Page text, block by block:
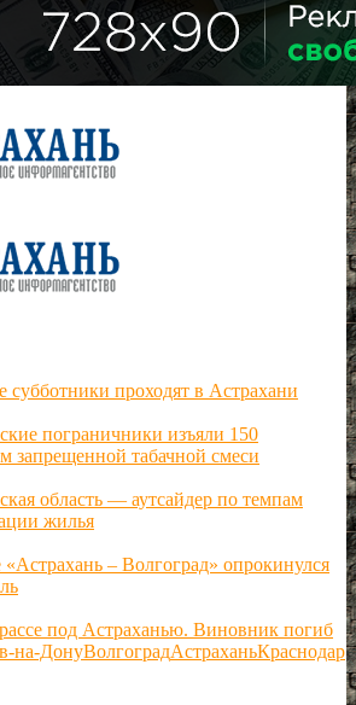
субботники проходят в Астрахани
пограничники изъяли 150
запрещенной табачной смеси
область — аутсайдер по темпам
жилья
«Астрахань – Волгоград» опрокинулся
под Астраханью. Виновник погиб
на-ДонуВолгоградАстраханьКраснодар